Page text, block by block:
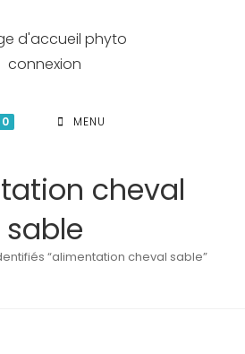
0 MENU
cheval
sable
“alimentation cheval sable”